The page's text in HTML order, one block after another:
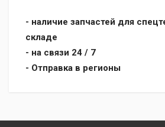
- наличие запчастей для
складе
- на связи 24 / 7
- Отправка в регионы